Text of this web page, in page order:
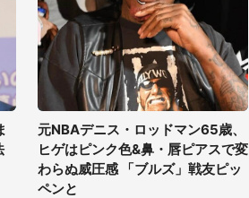
元NBAデニス・ロッドマン65歳、
ヒゲはピンク色&鼻・唇ピアスで変
わらぬ威圧感 「ブルズ」戦友ピッ
ペンと